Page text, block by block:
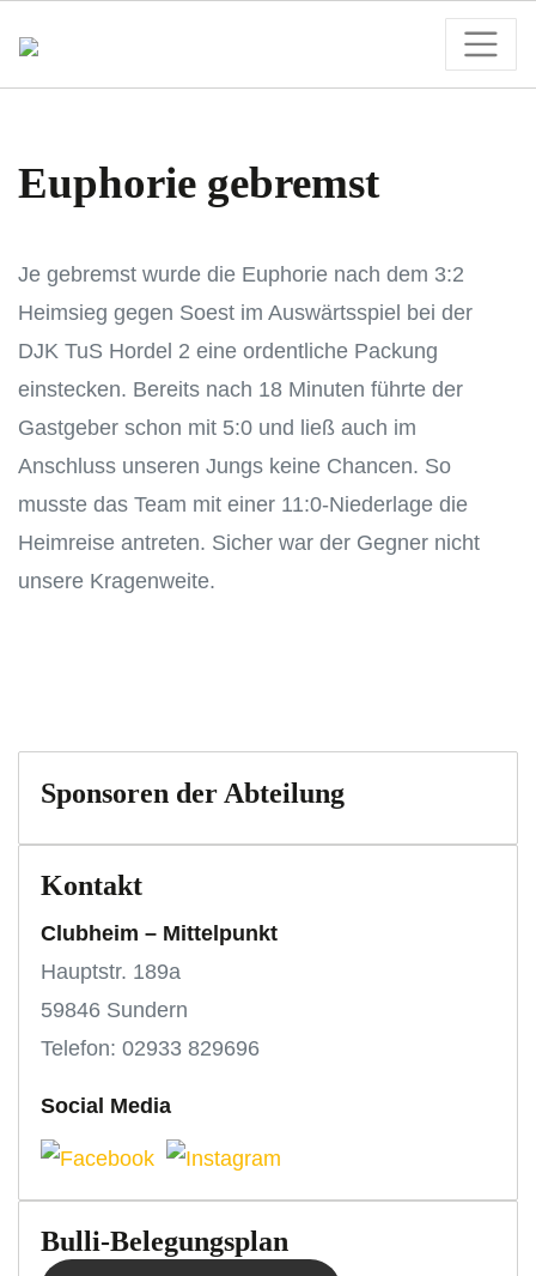
Euphorie gebremst
Je gebremst wurde die Euphorie nach dem 3:2
Heimsieg gegen Soest im Auswärtsspiel bei der
DJK TuS Hordel 2 eine ordentliche Packung
einstecken. Bereits nach 18 Minuten führte der
Gastgeber schon mit 5:0 und ließ auch im
Anschluss unseren Jungs keine Chancen. So
musste das Team mit einer 11:0-Niederlage die
Heimreise antreten. Sicher war der Gegner nicht
unsere Kragenweite.
Sponsoren der Abteilung
Kontakt
Clubheim – Mittelpunkt
Hauptstr. 189a
59846 Sundern
Telefon: 02933 829696
Social Media
Bulli-Belegungsplan